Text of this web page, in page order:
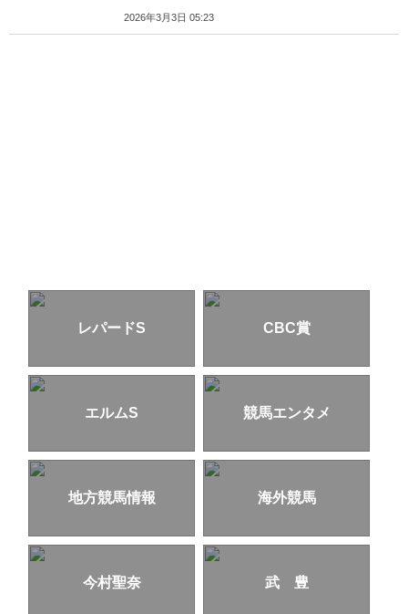
2026年3月3日 05:23
レパードS CBC賞
エルムS 競馬エンタメ
地方競馬情報 海外競馬
今村聖奈 武 豊